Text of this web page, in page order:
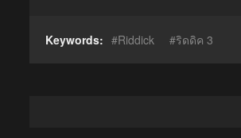
Keywords: Riddick ริดดิค 3